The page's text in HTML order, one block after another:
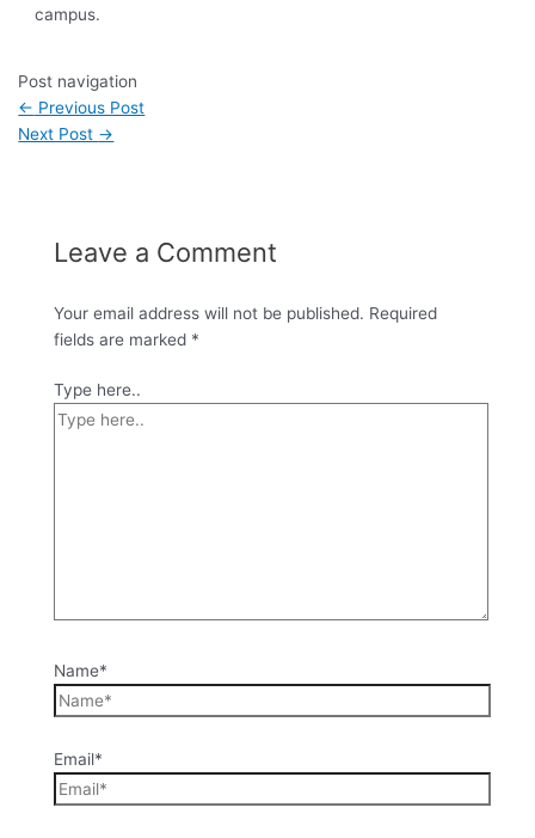
campus.
Post navigation
← Previous Post
Next Post →
Leave a Comment
Your email address will not be published. Required
fields are marked *
Type here..
Name*
Email*